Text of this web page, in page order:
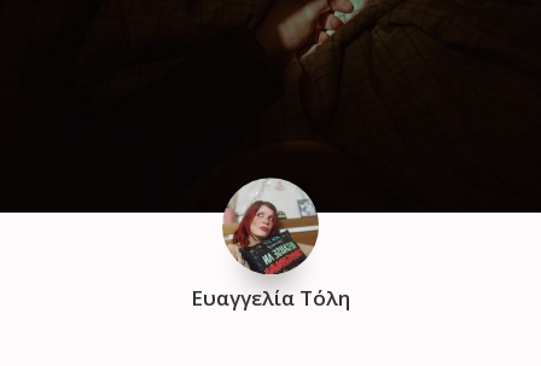
Ευαγγελία Τόλη